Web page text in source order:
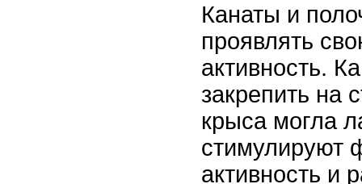
Канаты и
проявлять
активность.
закрепить на
крыса могла
стимулируют
активность и